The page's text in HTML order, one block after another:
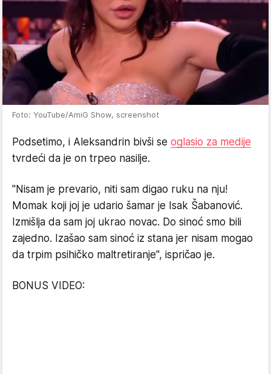
Foto: YouTube/AmiG Show, screenshot
Podsetimo, i Aleksandrin bivši se oglasio za medije
tvrdeći da je on trpeo nasilje.
"Nisam je prevario, niti sam digao ruku na nju!
Momak koji joj je udario šamar je Isak Šabanović.
Izmišlja da sam joj ukrao novac. Do sinoć smo bili
zajedno. Izašao sam sinoć iz stana jer nisam mogao
da trpim psihičko maltretiranje", ispričao je.
BONUS VIDEO: